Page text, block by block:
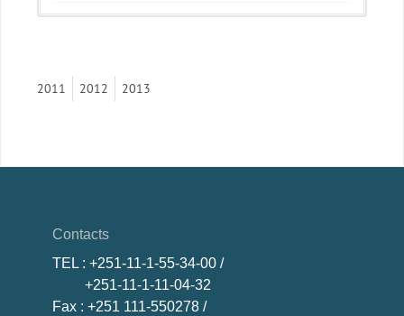
2011 2012 2013
Contacts
TEL : +251-11-1-55-34-00 /
+251-11-1-11-04-32
Fax : +251 111-550278 /